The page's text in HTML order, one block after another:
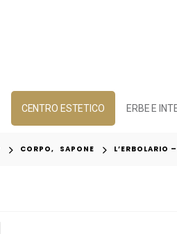
CENTRO ESTETICO ERBE E
CORPO, SAPONE L’ERBOLARIO